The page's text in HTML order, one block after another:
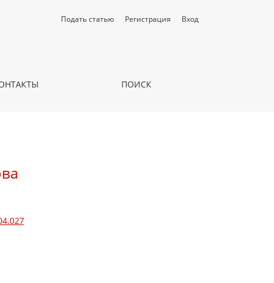
ПОИСК
Подать статью Регистрация Вход